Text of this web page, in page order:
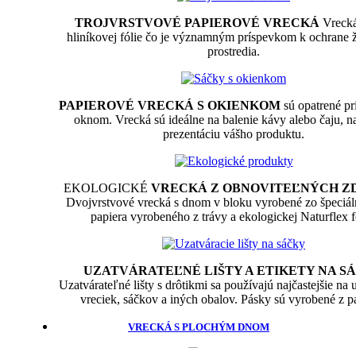
TROJVRSTVOVÉ PAPIEROVÉ VRECKÁ
hliníkovej fólie čo je významným príspevkom k ochrane
prostredia.
PAPIEROVÉ VRECKÁ S OKIENKOM sú opatrené
oknom. Vrecká sú ideálne na balenie kávy alebo čaju,
prezentáciu vášho produktu.
EKOLOGICKÉ VRECKÁ Z OBNOVITEĽNÝCH
Dvojvrstvové vrecká s dnom v bloku vyrobené zo
papiera vyrobeného z trávy a ekologickej Naturflex
UZATVÁRATEĽNÉ LIŠTY A ETIKETY NA
Uzatvárateľné lišty s drôtikmi sa používajú najčastejšie na
vreciek, sáčkov a iných obalov. Pásky sú vyrobené z
VRECKÁ S PLOCHÝM DNOM